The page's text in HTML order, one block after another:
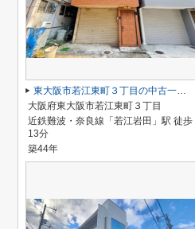
東大阪市若江東町３丁目の中古一戸建
大阪府東大阪市若江東町３丁目
近鉄難波・奈良線「若江岩田」駅 徒歩
13分
築44年